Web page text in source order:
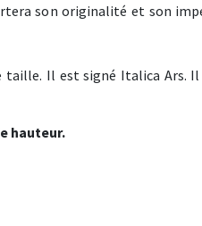
son originalité et son
taille. Il est signé Italica Ars.
hauteur.